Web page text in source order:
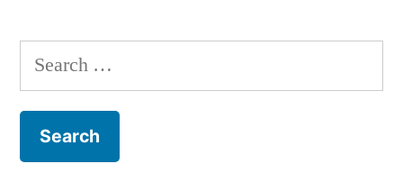
Search
for: